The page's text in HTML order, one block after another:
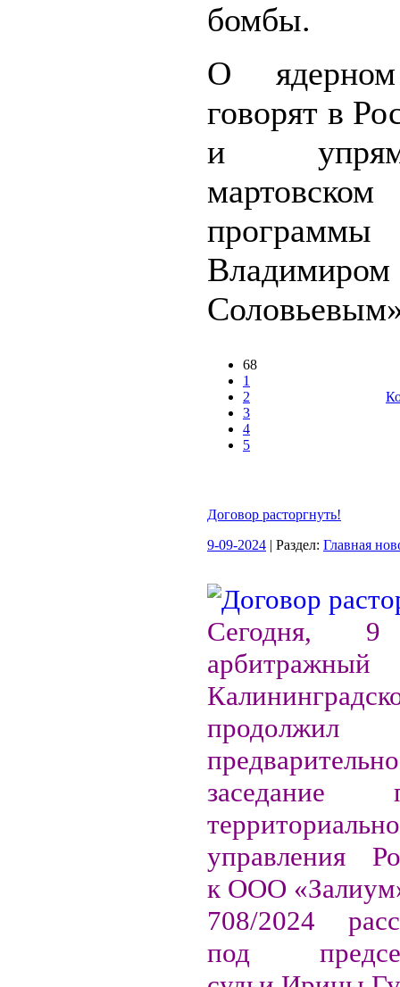
бомбы.
О
говорят в
и
программы
Владимиром
68
1
2
3
4
5
Договор расторгнуть!
9-09-2024 | Раздел: Главная
Сегодня, 9
продолжил
управления
к ООО
708/2024
под